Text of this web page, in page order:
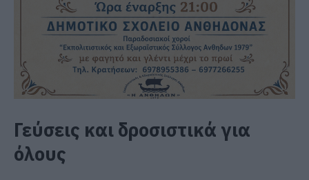
Γεύσεις και δροσιστικά για
όλους